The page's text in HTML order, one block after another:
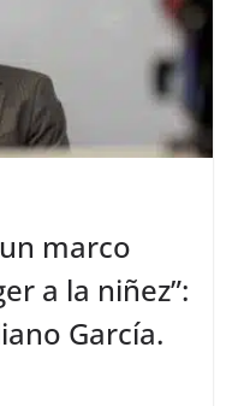
marco
a la niñez”:
García.